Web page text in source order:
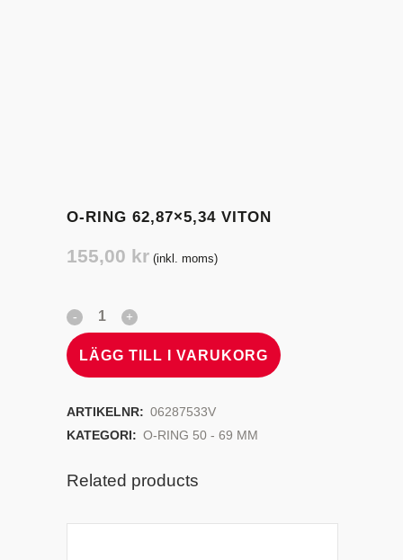
O-RING 62,87×5,34 VITON
155,00 kr (inkl. moms)
LÄGG TILL I VARUKORG
ARTIKELNR: 06287533V
KATEGORI: O-RING 50 - 69 MM
Related products